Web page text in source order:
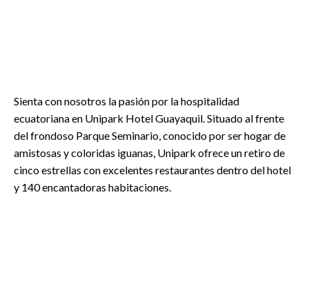
Sienta con nosotros la pasión por la hospitalidad
ecuatoriana en Unipark Hotel Guayaquil. Situado al frente
del frondoso Parque Seminario, conocido por ser hogar de
amistosas y coloridas iguanas, Unipark ofrece un retiro de
cinco estrellas con excelentes restaurantes dentro del hotel
y 140 encantadoras habitaciones.